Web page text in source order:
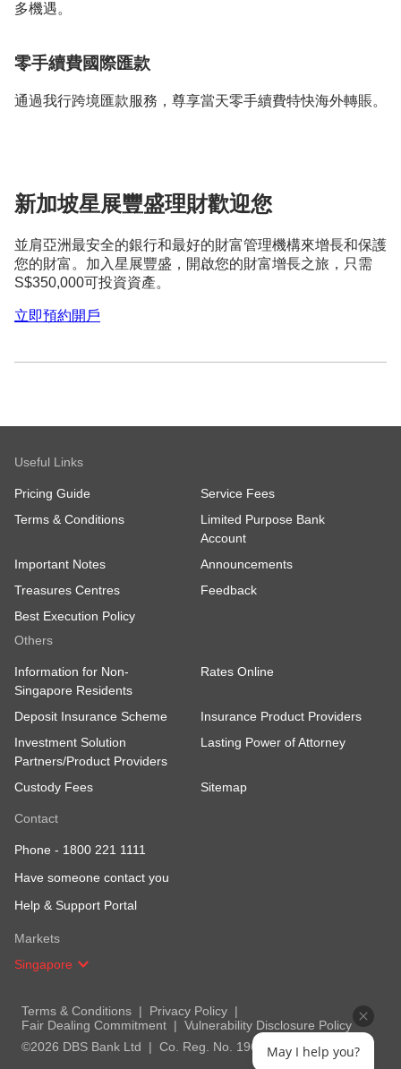
多機遇。
零手續費國際匯款
通過我⾏跨境匯款服務，尊享當天零⼿續費特快海外轉賬。
新加坡星展豐盛理財歡迎您
並肩亞洲最安全的銀行和最好的財富管理機構來增長和保護
您的財富。加入星展豐盛，開啟您的財富增長之旅，只需
S$350,000可投資資產。
立即預約開戶
Useful Links
Pricing Guide
Service Fees
Terms & Conditions
Limited Purpose Bank
Account
Important Notes
Announcements
Treasures Centres
Feedback
Best Execution Policy
Others
Information for Non-
Singapore Residents
Rates Online
Deposit Insurance Scheme
Insurance Product Providers
Investment Solution
Partners/Product Providers
Lasting Power of Attorney
Custody Fees Sitemap
Contact
Phone - 1800 221 1111
Have someone contact you
Help & Support Portal
Markets
Singapore
Terms & Conditions
Privacy Policy
Fair Dealing Commitment
Vulnerability Disclosure Policy
©2026 DBS Bank Ltd
Co. Reg. No. 196800306EMay I help you?